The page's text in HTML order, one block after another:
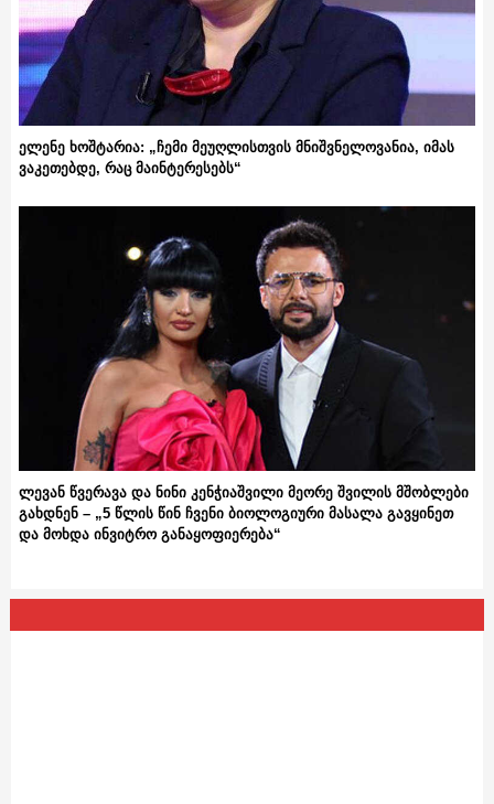
ელენე ხოშტარია: „ჩემი მეუღლისთვის მნიშვნელოვანია, იმას
ვაკეთებდე, რაც მაინტერესებს“
ლევან წვერავა და ნინი კენჭიაშვილი მეორე შვილის მშობლები
გახდნენ – „5 წლის წინ ჩვენი ბიოლოგიური მასალა გავყინეთ
და მოხდა ინვიტრო განაყოფიერება“